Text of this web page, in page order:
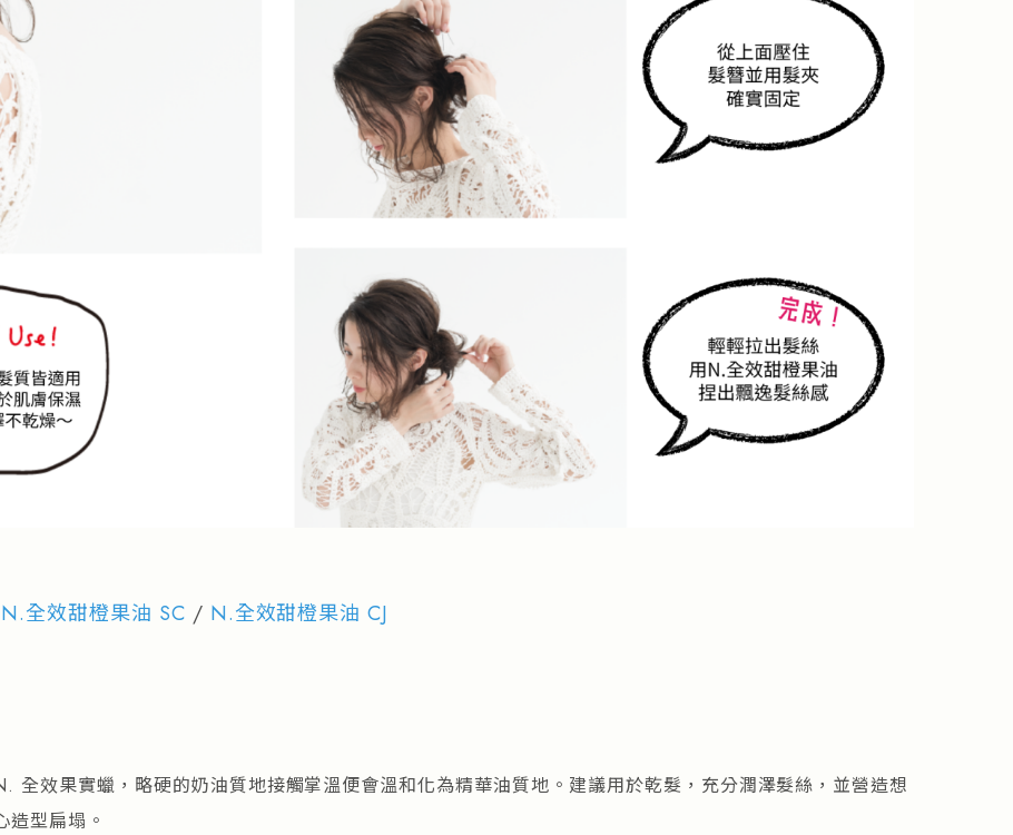
N.全效甜橙果油 SC / N.全效甜橙果油 CJ
全效果實蠟，略硬的奶油質地接觸掌溫便會溫和化為精華油質地。建議用於乾髮，充分潤澤髮絲，並營造想
型扁塌。